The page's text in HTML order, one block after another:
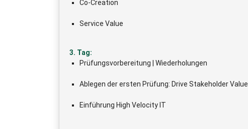
Co-Creation
Service Value
3. Tag:
Prüfungsvorbereitung | Wiederholungen
Ablegen der ersten Prüfung: Drive Stakeholder Value
Einführung High Velocity IT